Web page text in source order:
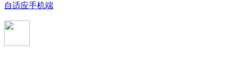
自适应手机端